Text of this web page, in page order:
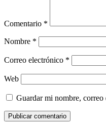
Comentario *
Nombre *
Correo electrónico *
Web
Guardar mi nombre,